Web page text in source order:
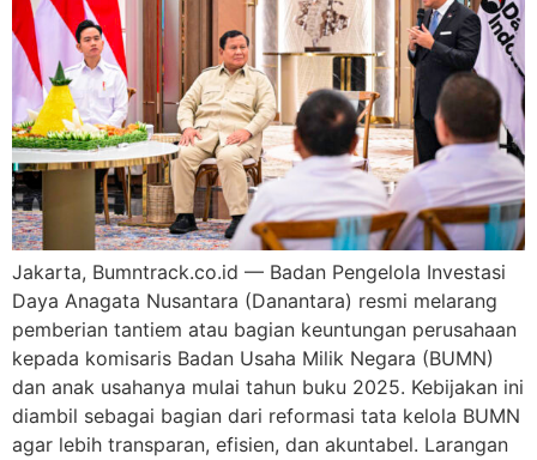
Jakarta, Bumntrack.co.id — Badan Pengelola Investasi
Daya Anagata Nusantara (Danantara) resmi melarang
pemberian tantiem atau bagian keuntungan perusahaan
kepada komisaris Badan Usaha Milik Negara (BUMN)
dan anak usahanya mulai tahun buku 2025. Kebijakan ini
diambil sebagai bagian dari reformasi tata kelola BUMN
agar lebih transparan, efisien, dan akuntabel. Larangan